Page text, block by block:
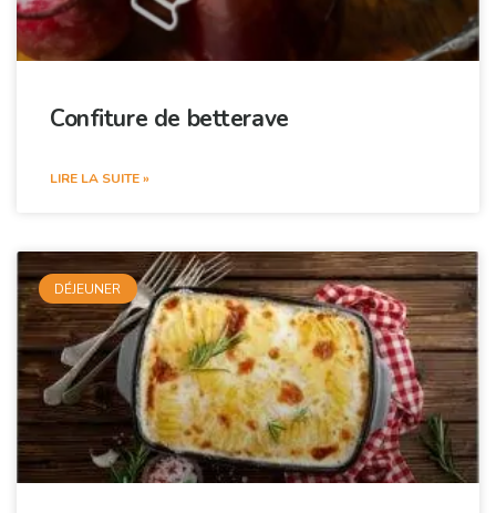
Confiture de betterave
LIRE LA SUITE »
DÉJEUNER